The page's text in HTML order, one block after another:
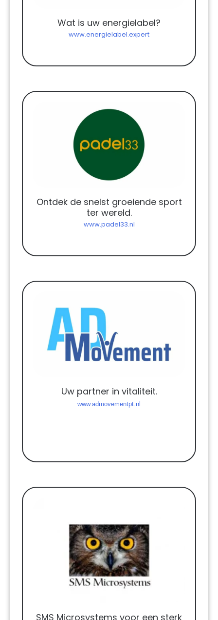
Wat is uw energielabel?
www.energielabel.expert
Ontdek de snelst groeiende sport
ter wereld.
www.padel33.nl
Uw partner in vitaliteit.
www.admovementpt.nl
SMS Microsystems voor een sterk